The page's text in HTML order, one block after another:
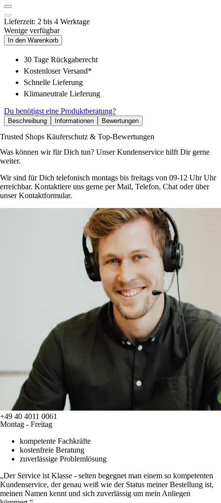
Lieferzeit: 2 bis 4 Werktage
Wenige verfügbar
In den Warenkorb
30 Tage Rückgaberecht
Kostenloser Versand*
Schnelle Lieferung
Klimaneutrale Lieferung
Du benötigst eine Produktberatung?
Beschreibung Informationen Bewertungen
Trusted Shops Käuferschutz & Top-Bewertungen
Was können wir für Dich tun? Unser Kundenservice hilft Dir gerne
weiter.
Wir sind für Dich telefonisch montags bis freitags von 09-12 Uhr Uhr
erreichbar. Kontaktiere uns gerne per Mail, Telefon, Chat oder über
unser Kontaktformular.
+49 40 4011 0061
Montag - Freitag
kompetente Fachkräfte
kostenfreie Beratung
zuverlässige Problemlösung
Der Service ist Klasse - selten begegnet man einem so kompetenten
Kundenservice, der genau weiß wie der Status meiner Bestellung ist,
meinen Namen kennt und sich zuverlässig um mein Anliegen